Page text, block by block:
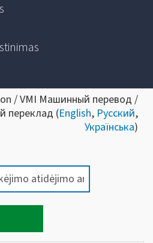
/ VMI Машинный перевод /
переклад (English, Русский,
Українська)